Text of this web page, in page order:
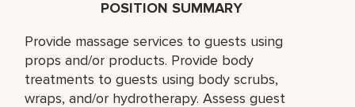
POSITION SUMMARY
Provide massage services to guests using
props and/or products. Provide body
treatments to guests using body scrubs,
wraps, and/or hydrotherapy. Assess guest